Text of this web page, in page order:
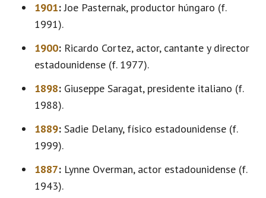
1901:Joe Pasternak, productor húngaro (f.
1991).
1900: Ricardo Cortez, actor, cantante y director
estadounidense (f. 1977).
1898: Giuseppe Saragat, presidente italiano (f.
1988).
1889: Sadie Delany, físico estadounidense (f.
1999).
1887: Lynne Overman, actor estadounidense (f.
1943).